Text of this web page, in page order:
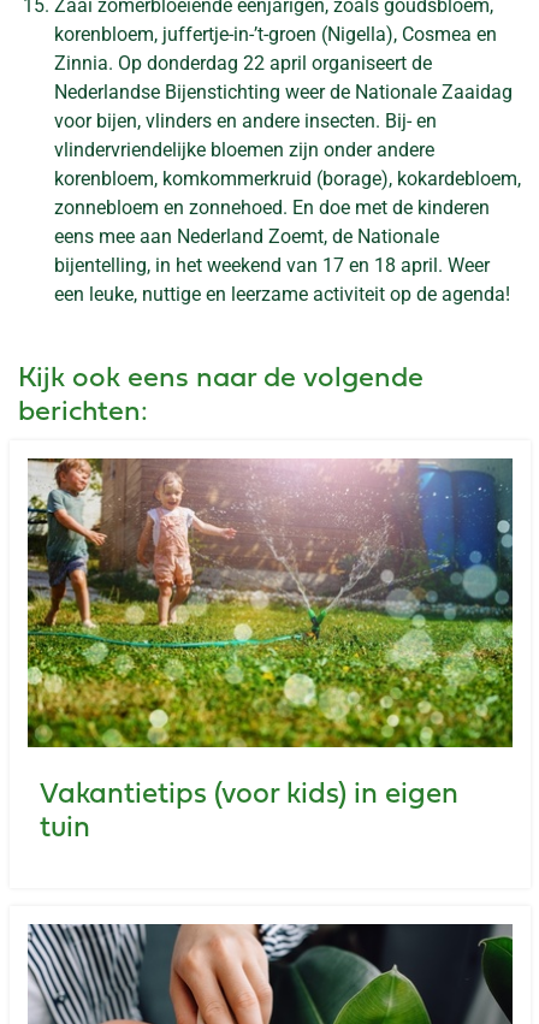
Zaai zomerbloeiende eenjarigen, zoals goudsbloem,
korenbloem, juffertje-in-’t-groen (Nigella), Cosmea en
Zinnia. Op donderdag 22 april organiseert de
Nederlandse Bijenstichting weer de Nationale Zaaidag
voor bijen, vlinders en andere insecten. Bij- en
vlindervriendelijke bloemen zijn onder andere
korenbloem, komkommerkruid (borage), kokardebloem,
zonnebloem en zonnehoed. En doe met de kinderen
eens mee aan Nederland Zoemt, de Nationale
bijentelling, in het weekend van 17 en 18 april. Weer
een leuke, nuttige en leerzame activiteit op de agenda!
Kijk ook eens naar de volgende
berichten:
Vakantietips (voor kids) in eigen
tuin